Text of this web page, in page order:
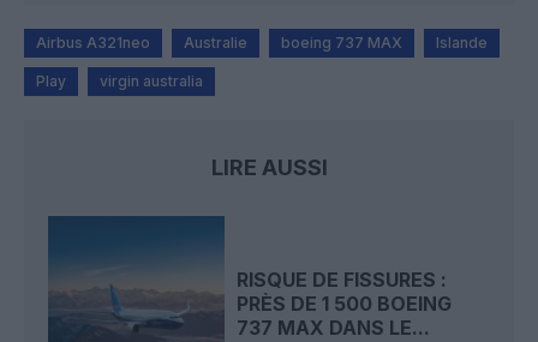
Airbus A321neo Australie boeing 737 MAX Islande
Play virgin australia
LIRE AUSSI
RISQUE DE FISSURES :
PRÈS DE 1 500 BOEING
737 MAX DANS LE...